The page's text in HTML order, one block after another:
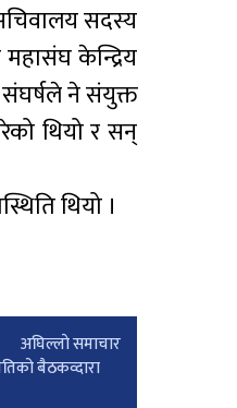
सदस्य
केन्द्रिय
संघर्षले ने संयुक्त
थियो र सन्
थियो ।
अघिल्लाे समाचार
बैठकव्दारा